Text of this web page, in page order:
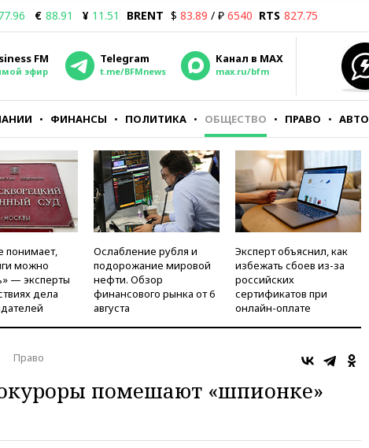
€ 88.91 ¥ 11.51 BRENT $ 83.89 / ₽ 6540 RTS 827.75
FM
эфир
Telegram
t.me/BFMnews
Канал в MAX
max.ru/bfm
ФИНАНСЫ ПОЛИТИКА ОБЩЕСТВО ПРАВО АВТО
понимает,
можно
— эксперты
дела
Ослабление рубля и
подорожание мировой
нефти. Обзор
финансового рынка от 6
августа
Эксперт объяснил, как
избежать сбоев из-за
российских
сертификатов при
онлайн-оплате
Право
помешают «шпионке»